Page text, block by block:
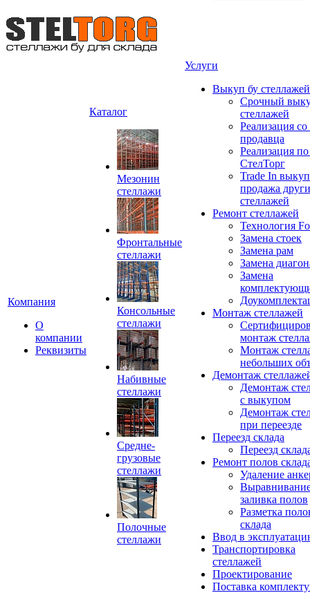
Компания
О
компании
Реквизиты
Каталог
Мезонин
стеллажи
Фронтальные
стеллажи
Консольные
стеллажи
Набивные
стеллажи
Средне-
грузовые
стеллажи
Полочные
стеллажи
Услуги
Выкуп бу стеллажей
Срочный
стеллажей
Реализация со
продавца
Реализация
СтелТорг
Trade In
продажа
стеллажей
Ремонт стеллажей
Технология
Замена стоек
Замена рам
Замена
Замена
Монтаж стеллажей
монтаж
Монтаж
небольших
Демонтаж
Демонтаж
с выкупом
Демонтаж
при переезде
Переезд склада
Переезд
Ремонт полов
Удаление
заливка полов
Разметка
склада
Ввод в
Транспортировка
стеллажей
Проектирование
Поставка